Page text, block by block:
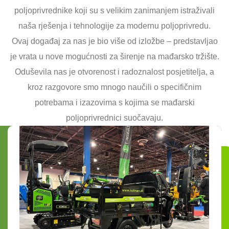
poljoprivrednike koji su s velikim zanimanjem istraživali
naša rješenja i tehnologije za modernu poljoprivredu.
Ovaj događaj za nas je bio više od izložbe – predstavljao
je vrata u nove mogućnosti za širenje na mađarsko tržište.
Oduševila nas je otvorenost i radoznalost posjetitelja, a
kroz razgovore smo mnogo naučili o specifičnim
potrebama i izazovima s kojima se mađarski
poljoprivrednici suočavaju.